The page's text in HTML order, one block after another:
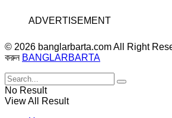
ADVERTISEMENT
© 2026 banglarbarta.com All Right
করুন BANGLARBARTA
No Result
View All Result